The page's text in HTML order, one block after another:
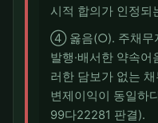
시적 합의가 인정되
④ 옳음(○). 주채무
발행·배서한 약속
러한 담보가 없는
변제이익이 동일하
99다22281 판결).